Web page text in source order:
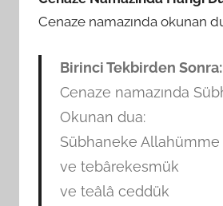
Cenaze namazında okunan
Birinci Tekbirden
Cenaze namazında
Okunan dua:
Sübhaneke
ve tebârekesmük
ve teâlâ ceddük